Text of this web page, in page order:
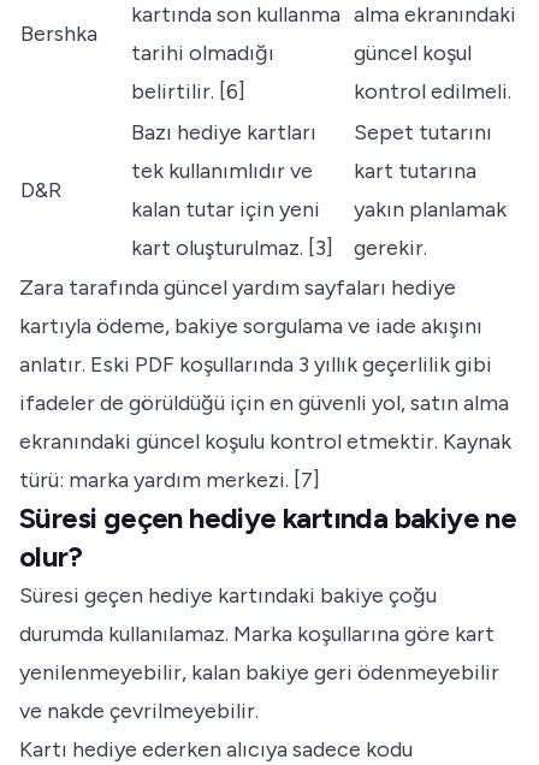
Bershka
kartında son kullanma
tarihi olmadığı
belirtilir. [6]
alma ekranındaki
güncel koşul
kontrol edilmeli.
D&R
Bazı hediye kartları
tek kullanımlıdır ve
kalan tutar için yeni
kart oluşturulmaz. [3]
Sepet tutarını
kart tutarına
yakın planlamak
gerekir.
Zara tarafında güncel yardım sayfaları hediye
kartıyla ödeme, bakiye sorgulama ve iade akışını
anlatır. Eski PDF koşullarında 3 yıllık geçerlilik gibi
ifadeler de görüldüğü için en güvenli yol, satın alma
ekranındaki güncel koşulu kontrol etmektir. Kaynak
türü: marka yardım merkezi. [7]
Süresi geçen hediye kartında bakiye ne
olur?
Süresi geçen hediye kartındaki bakiye çoğu
durumda kullanılamaz. Marka koşullarına göre kart
yenilenmeyebilir, kalan bakiye geri ödenmeyebilir
ve nakde çevrilmeyebilir.
Kartı hediye ederken alıcıya sadece kodu